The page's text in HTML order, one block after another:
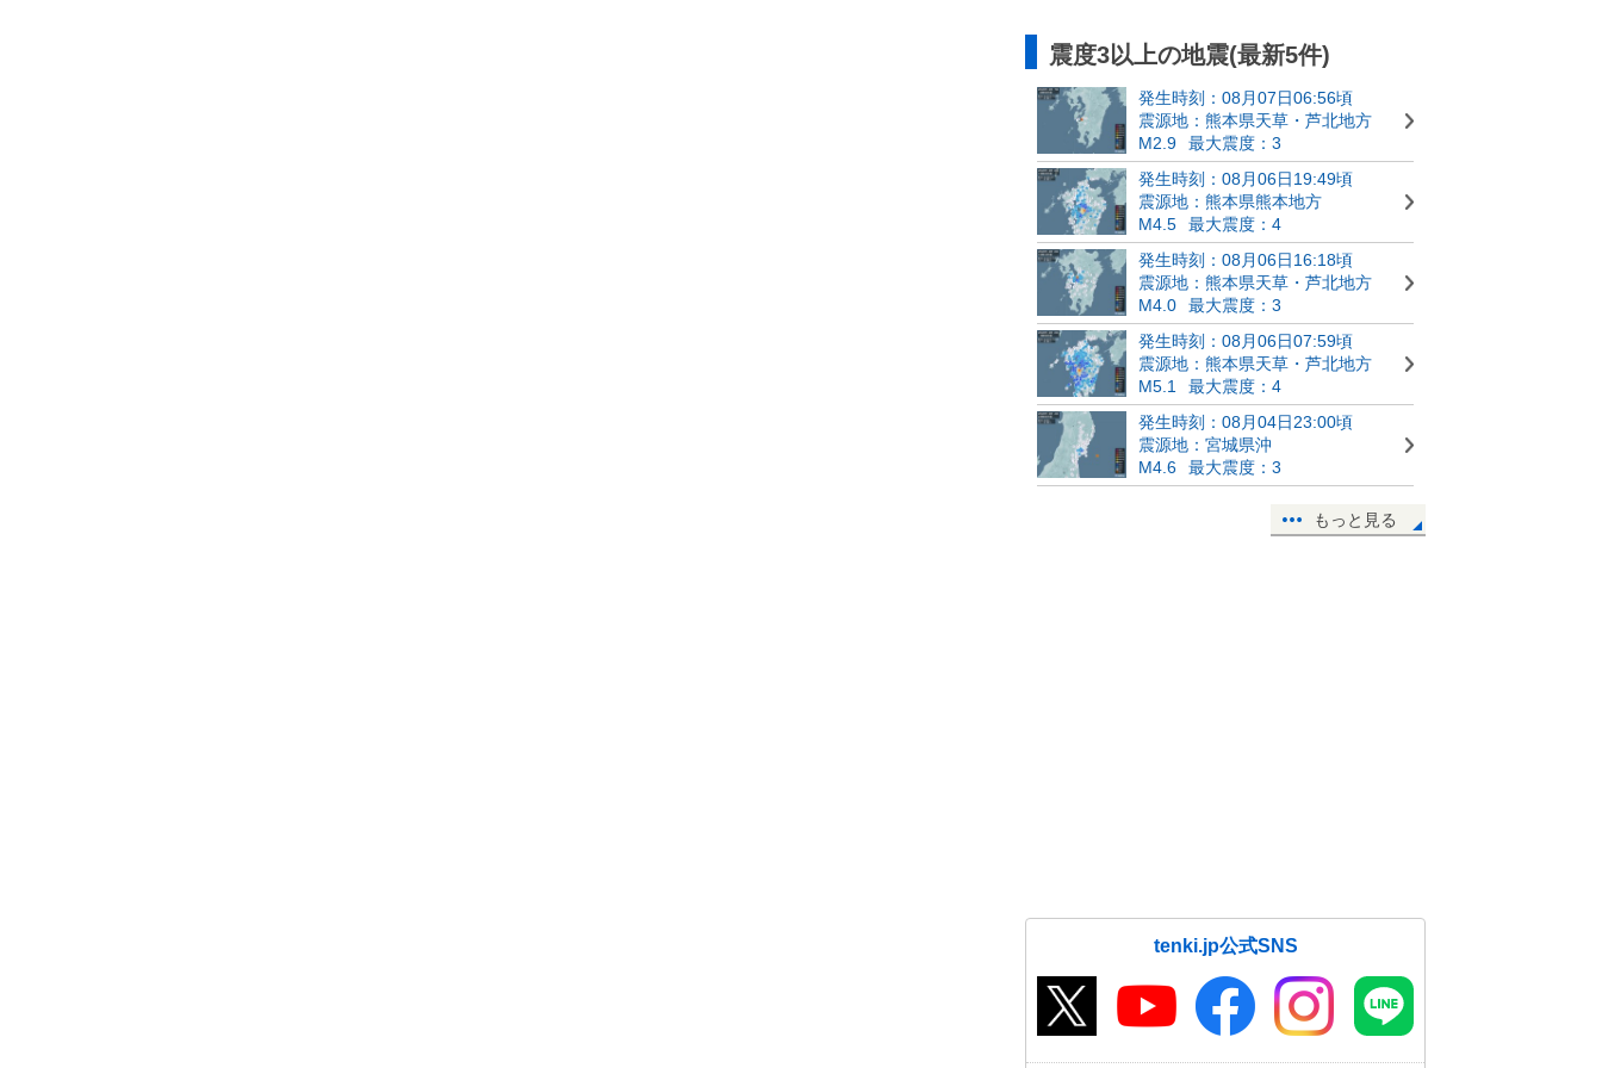
震度3以上の地震(最新5件)
発生時刻：08月07日06:56頃
震源地：熊本県天草・芦北地方
M2.9
最大震度：3
発生時刻：08月06日19:49頃
震源地：熊本県熊本地方
M4.5
最大震度：4
発生時刻：08月06日16:18頃
震源地：熊本県天草・芦北地方
M4.0
最大震度：3
発生時刻：08月06日07:59頃
震源地：熊本県天草・芦北地方
M5.1
最大震度：4
発生時刻：08月04日23:00頃
震源地：宮城県沖
M4.6
最大震度：3
もっと見る
tenki.jp公式SNS